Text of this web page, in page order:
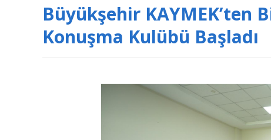
Büyükşehir KAYMEK’ten
Konuşma Kulübü Başladı